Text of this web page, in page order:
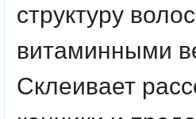
структуру
витаминными
Склеивает